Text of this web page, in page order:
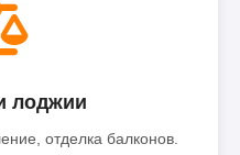
лоджии
отделка балконов.